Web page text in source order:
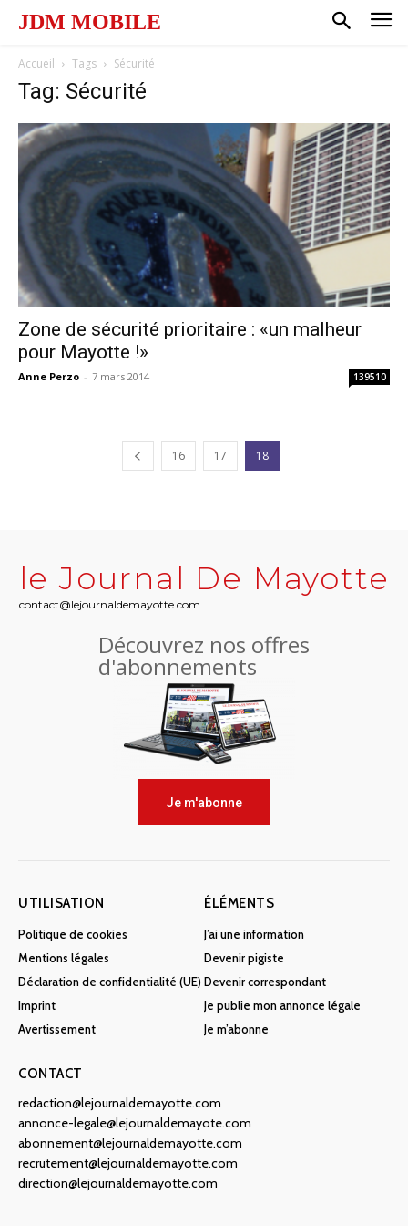
JDM MOBILE
Accueil Tags Sécurité
Tag: Sécurité
Zone de sécurité prioritaire : «un malheur
pour Mayotte !»
Anne Perzo - 7 mars 2014 139510
16 17 18
le Journal De Mayotte
contact@lejournaldemayotte.com
Découvrez nos offres
d'abonnements
Je m'abonne
UTILISATION
Politique de cookies
Mentions légales
Déclaration de confidentialité (UE)
Imprint
Avertissement
ÉLÉMENTS
J’ai une information
Devenir pigiste
Devenir correspondant
Je publie mon annonce légale
Je m’abonne
CONTACT
redaction@lejournaldemayotte.com
annonce-legale@lejournaldemayote.com
abonnement@lejournaldemayotte.com
recrutement@lejournaldemayotte.com
direction@lejournaldemayotte.com